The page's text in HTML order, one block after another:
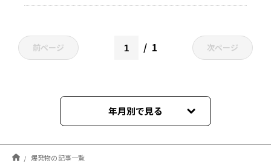
前ページ 1 次ページ
年月別で見る
2023年04月
爆発物の記事一覧